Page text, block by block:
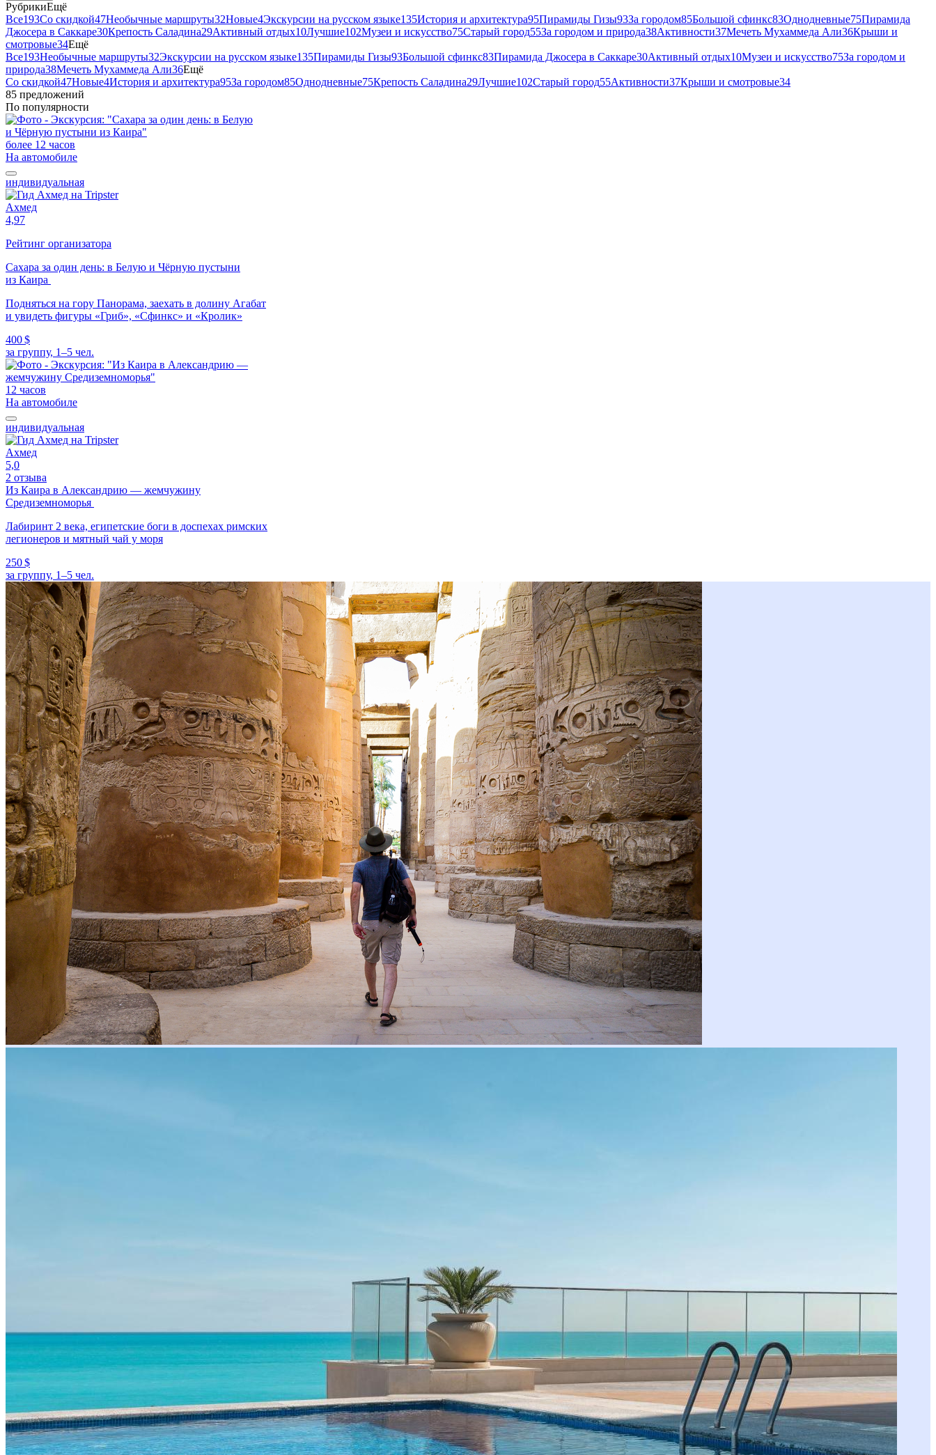
РубрикиЕщё
Все193Со скидкой47Необычные маршруты32Новые4Экскурсии на русском языке135История и архитектура95Пирамиды Гизы93За городом85Большой сфинкс83Однодневные75Пирамида
Джосера в Саккаре30Крепость Саладина29Активный отдых10Лучшие102Музеи и искусство75Старый город55За городом и природа38Активности37Мечеть Мухаммеда Али36Крыши и
смотровые34Ещё
Все193Необычные маршруты32Экскурсии на русском языке135Пирамиды Гизы93Большой сфинкс83Пирамида Джосера в Саккаре30Активный отдых10Музеи и искусство75За городом и
природа38Мечеть Мухаммеда Али36Ещё
Со скидкой47Новые4История и архитектура95За городом85Однодневные75Крепость Саладина29Лучшие102Старый город55Активности37Крыши и смотровые34
85 предложений
По популярности
более 12 часов
На автомобиле
индивидуальная
Ахмед
4,97
Рейтинг организатора
Сахара за один день: в Белую и Чёрную пустыни
из Каира
Подняться на гору Панорама, заехать в долину Агабат
и увидеть фигуры «Гриб», «Сфинкс» и «Кролик»
400 $
за группу, 1–5 чел.
12 часов
На автомобиле
индивидуальная
Ахмед
5,0
2 отзыва
Из Каира в Александрию — жемчужину
Средиземноморья
Лабиринт 2 века, египетские боги в доспехах римских
легионеров и мятный чай у моря
250 $
за группу, 1–5 чел.